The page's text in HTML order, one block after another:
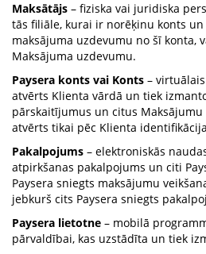
Maksātājs – fiziska vai juridiska
tās filiāle, kurai ir norēķinu konts
maksājuma uzdevumu no šī konta,
Maksājuma uzdevumu.
Paysera konts vai Konts –
atvērts Klienta vārdā un tiek
pārskaitījumus un citus
atvērts tikai pēc Klienta
Pakalpojums – elektroniskās
atpirkšanas pakalpojums un citi
Paysera sniegts maksājumu
jebkurš cits Paysera sniegts
Paysera lietotne – mobilā
pārvaldībai, kas uzstādīta un tiek